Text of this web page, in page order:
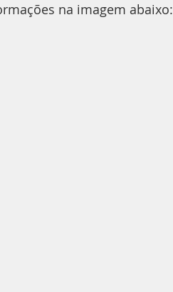
na imagem abaixo: